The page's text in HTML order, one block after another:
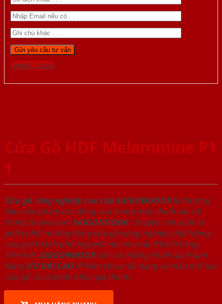
Gọi 0976.169.864
Cửa Gỗ HDF Melammine P1
1
Cửa gỗ công nghiệp cao cấp SAIGONDOORlà thương
hiệu sản phẩm các dòng cửa trong một chuỗi các hệ
thống Showroom SAIGONDOOR. Chuyên sản xuất và
phân phối những dòng cửa gỗ công nghiệp chất lượng
cao, giá thành phù hợp với mọi nhu cầu khách hàng.
Trên hết, SAIGONDOORcòn có những chính sách bán
hàng ƯU ĐÃI CAOđi kèm với sự đa dạng về mẫu mã, loại
cửa gỗ và cả phân khúc giá thành.